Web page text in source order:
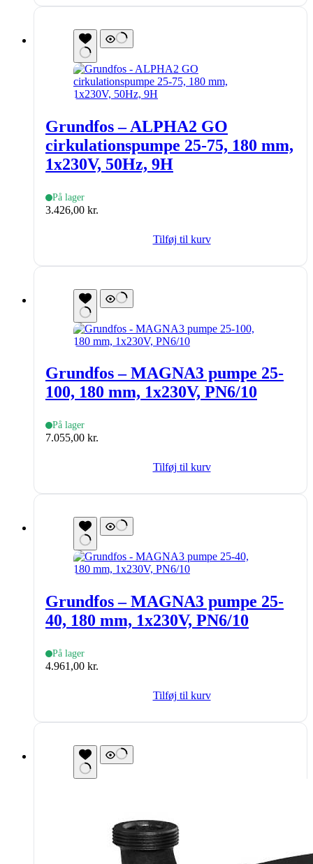
Grundfos – ALPHA2 GO
cirkulationspumpe 25-75, 180 mm,
1x230V, 50Hz, 9H
På lager
3.426,00 kr.
Tilføj til kurv
Grundfos – MAGNA3 pumpe 25-
100, 180 mm, 1x230V, PN6/10
På lager
7.055,00 kr.
Tilføj til kurv
Grundfos – MAGNA3 pumpe 25-
40, 180 mm, 1x230V, PN6/10
På lager
4.961,00 kr.
Tilføj til kurv